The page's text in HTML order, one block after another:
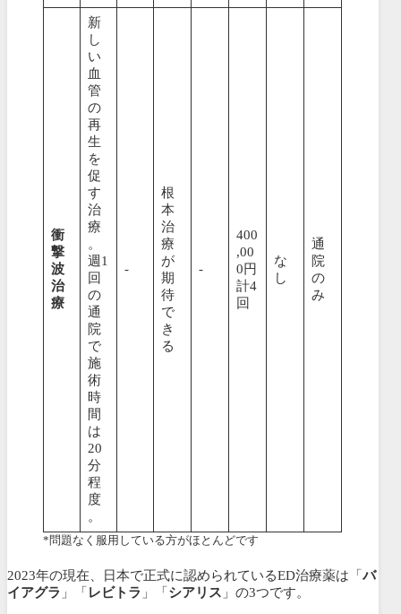
衝
撃
波
治
療
新
し
い
血
管
の
再
生
を
促
す
治
療
。
週1
回
の
通
院
で
施
術
時
間
は
20
分
程
度
。
-
根
本
治
療
が
期
待
で
き
る
-
400
,00
0円
計4
回
な
し
通
院
の
み
*問題なく服用している方がほとんどです
2023年の現在、日本で正式に認められているED治療薬は「バ
イアグラ 」「レビトラ 」「シアリス 」の3つです。